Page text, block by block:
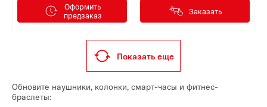
Оформить
предзаказ Заказать
Показать еще
Обновите наушники, колонки, смарт-часы и фитнес-
браслеты: